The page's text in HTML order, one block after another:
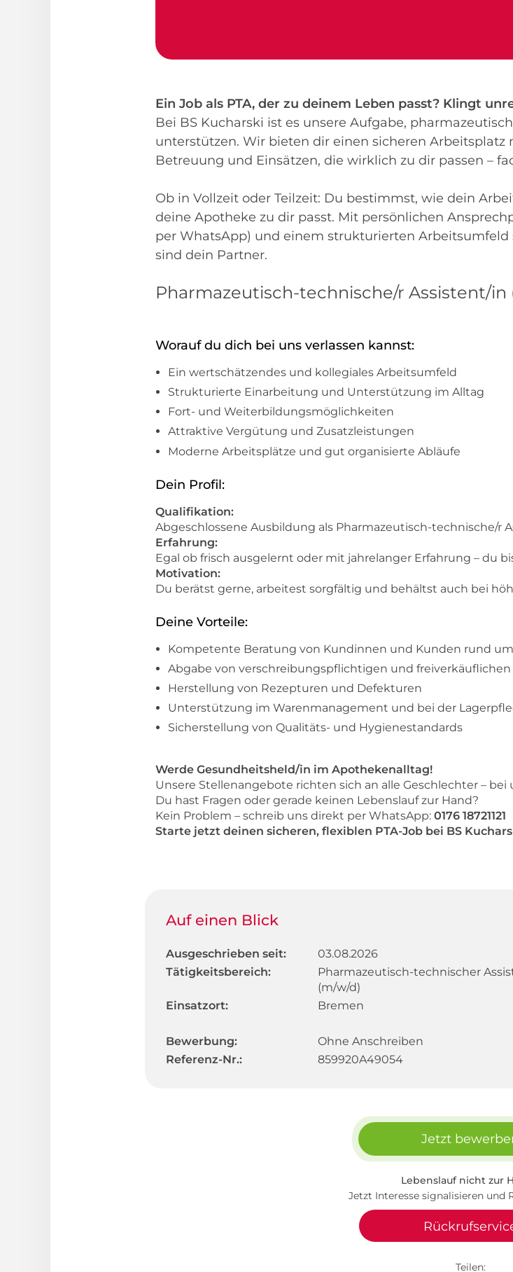
Ein Job als PTA, der zu deinem Leben passt? Klingt
Bei BS Kucharski ist es unsere Aufgabe,
unterstützen. Wir bieten dir einen sicheren
Betreuung und Einsätzen, die wirklich zu dir passen –
Ob in Vollzeit oder Teilzeit: Du bestimmst, wie dein
deine Apotheke zu dir passt. Mit persönlichen
per WhatsApp) und einem strukturierten
sind dein Partner.
Pharmazeutisch-technische/r Assistent/in
Worauf du dich bei uns verlassen kannst:
Ein wertschätzendes und kollegiales Arbeitsumfeld
Strukturierte Einarbeitung und Unterstützung im Alltag
Fort- und Weiterbildungsmöglichkeiten
Attraktive Vergütung und Zusatzleistungen
Moderne Arbeitsplätze und gut organisierte Abläufe
Dein Profil:
Qualifikation:
Abgeschlossene Ausbildung als Pharmazeutisch-technische/r
Erfahrung:
Egal ob frisch ausgelernt oder mit jahrelanger Erfahrung – du
Motivation:
Du berätst gerne, arbeitest sorgfältig und behältst auch bei
Deine Vorteile:
Kompetente Beratung von Kundinnen und Kunden rund
Abgabe von verschreibungspflichtigen und
Herstellung von Rezepturen und Defekturen
Unterstützung im Warenmanagement und bei der
Sicherstellung von Qualitäts- und Hygienestandards
Werde Gesundheitsheld/in im Apothekenalltag!
Unsere Stellenangebote richten sich an alle Geschlechter – bei
Du hast Fragen oder gerade keinen Lebenslauf zur Hand?
Kein Problem – schreib uns direkt per WhatsApp: 0176 18721121
Starte jetzt deinen sicheren, flexiblen PTA-Job bei BS
Auf einen Blick
Ausgeschrieben seit:
03.08.2026
Tätigkeitsbereich:
Pharmazeutisch-technischer
(m/w/d)
Einsatzort:
Bremen
Bewerbung:
Ohne Anschreiben
Referenz-Nr.:
859920A49054
Jetzt
Lebenslauf nicht zur
Jetzt Interesse signalisieren und
Teilen: